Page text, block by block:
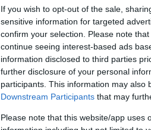
If you wish to opt-out of the sale,
sensitive information for targeted
confirm your selection. Please note
continue seeing interest-based ads
information disclosed to third parties
further disclosure of your personal
participants. This information may also
Downstream Participants that may
Please note that this website/app